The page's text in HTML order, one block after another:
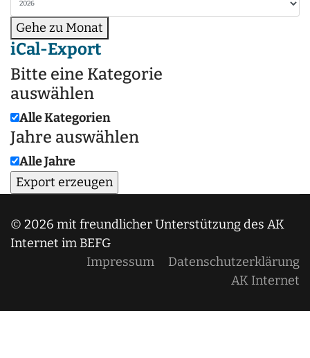
Gehe zu Monat
iCal-Export
Bitte eine Kategorie
auswählen
Alle Kategorien
Jahre auswählen
Alle Jahre
© 2026 mit freundlicher Unterstützung des AK
Internet im BEFG
Impressum
Datenschutzerklärung
AK Internet